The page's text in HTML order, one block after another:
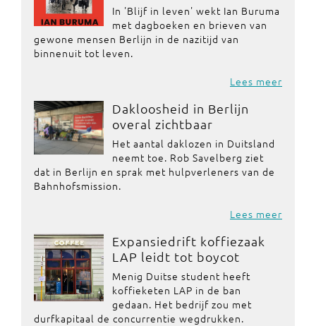
In 'Blijf in leven' wekt Ian Buruma
met dagboeken en brieven van
gewone mensen Berlijn in de nazitijd van
binnenuit tot leven.
Lees meer
Dakloosheid in Berlijn
overal zichtbaar
Het aantal daklozen in Duitsland
neemt toe. Rob Savelberg ziet
dat in Berlijn en sprak met hulpverleners van de
Bahnhofsmission.
Lees meer
Expansiedrift koffiezaak
LAP leidt tot boycot
Menig Duitse student heeft
koffieketen LAP in de ban
gedaan. Het bedrijf zou met
durfkapitaal de concurrentie wegdrukken.